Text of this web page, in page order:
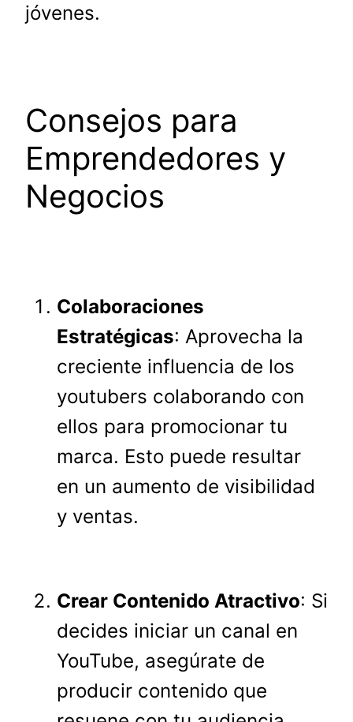
jóvenes.
Consejos para
Emprendedores y
Negocios
Colaboraciones
Estratégicas: Aprovecha la
creciente influencia de los
youtubers colaborando con
ellos para promocionar tu
marca. Esto puede resultar
en un aumento de visibilidad
y ventas.
Crear Contenido Atractivo: Si
decides iniciar un canal en
YouTube, asegúrate de
producir contenido que